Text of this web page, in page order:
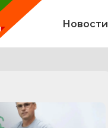
Новости